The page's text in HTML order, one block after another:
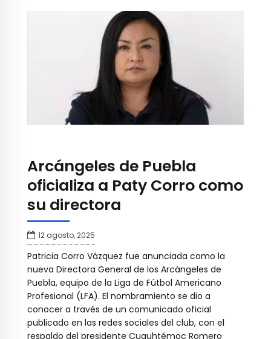
Arcángeles de Puebla
oficializa a Paty Corro como
su directora
12 agosto, 2025
Patricia Corro Vázquez fue anunciada como la
nueva Directora General de los Arcángeles de
Puebla, equipo de la Liga de Fútbol Americano
Profesional (LFA). El nombramiento se dio a
conocer a través de un comunicado oficial
publicado en las redes sociales del club, con el
respaldo del presidente Cuauhtémoc Romero